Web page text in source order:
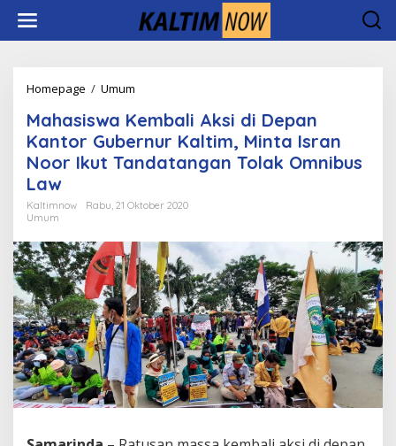
konten
Homepage / Umum
Aksi
di
Depan
Kantor
Kaltim,
Noor
Ikut
Tandatangan
Tolak
Omnibus
Law
Mahasiswa Kembali Aksi di Depan
Kantor Gubernur Kaltim, Minta Isran
Noor Ikut Tandatangan Tolak Omnibus
Law
Kaltimnow
Rabu, 21 Oktober 2020
Umum